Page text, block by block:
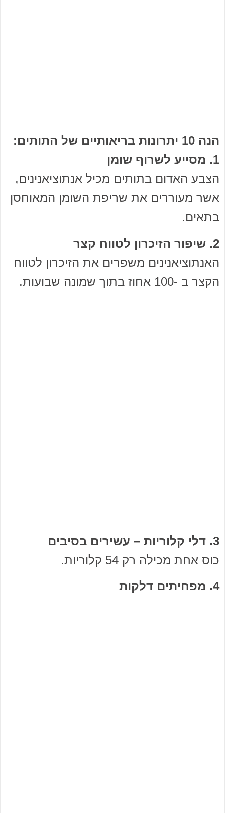
הנה 10 יתרונות בריאותיים של התותים:
1. מסייע לשרוף שומן
הצבע האדום בתותים מכיל אנתוציאנינים,
אשר מעוררים את שריפת השומן המאוחסן
בתאים.
2. שיפור הזיכרון לטווח קצר
האנתוציאנינים משפרים את הזיכרון לטווח
הקצר ב -100 אחוז בתוך שמונה שבועות.
3. דלי קלוריות – עשירים בסיבים
כוס אחת מכילה רק 54 קלוריות.
4. מפחיתים דלקות